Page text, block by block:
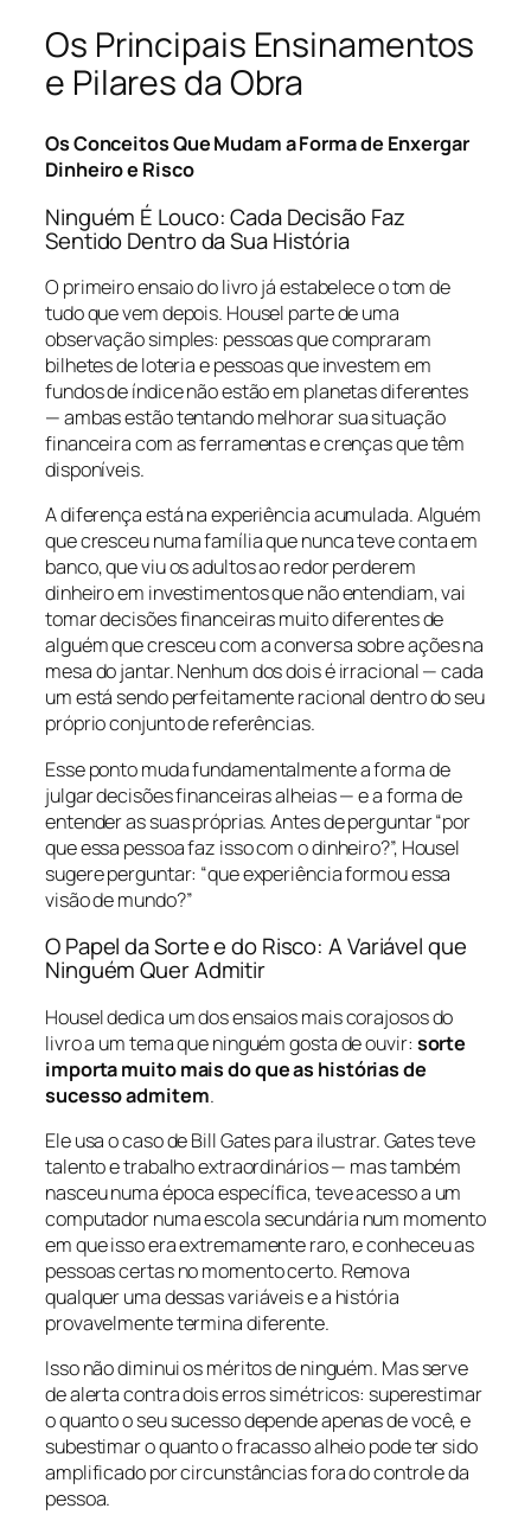
Os Principais Ensinamentos
e Pilares da Obra
Os Conceitos Que Mudam a Forma de Enxergar
Dinheiro e Risco
Ninguém É Louco: Cada Decisão Faz
Sentido Dentro da Sua História
O primeiro ensaio do livro já estabelece o tom de
tudo que vem depois. Housel parte de uma
observação simples: pessoas que compraram
bilhetes de loteria e pessoas que investem em
fundos de índice não estão em planetas diferentes
— ambas estão tentando melhorar sua situação
financeira com as ferramentas e crenças que têm
disponíveis.
A diferença está na experiência acumulada. Alguém
que cresceu numa família que nunca teve conta em
banco, que viu os adultos ao redor perderem
dinheiro em investimentos que não entendiam, vai
tomar decisões financeiras muito diferentes de
alguém que cresceu com a conversa sobre ações na
mesa do jantar. Nenhum dos dois é irracional — cada
um está sendo perfeitamente racional dentro do seu
próprio conjunto de referências.
Esse ponto muda fundamentalmente a forma de
julgar decisões financeiras alheias — e a forma de
entender as suas próprias. Antes de perguntar “por
que essa pessoa faz isso com o dinheiro?”, Housel
sugere perguntar: “que experiência formou essa
visão de mundo?”
O Papel da Sorte e do Risco: A Variável que
Ninguém Quer Admitir
Housel dedica um dos ensaios mais corajosos do
livro a um tema que ninguém gosta de ouvir: sorte
importa muito mais do que as histórias de
sucesso admitem.
Ele usa o caso de Bill Gates para ilustrar. Gates teve
talento e trabalho extraordinários — mas também
nasceu numa época específica, teve acesso a um
computador numa escola secundária num momento
em que isso era extremamente raro, e conheceu as
pessoas certas no momento certo. Remova
qualquer uma dessas variáveis e a história
provavelmente termina diferente.
Isso não diminui os méritos de ninguém. Mas serve
de alerta contra dois erros simétricos: superestimar
o quanto o seu sucesso depende apenas de você, e
subestimar o quanto o fracasso alheio pode ter sido
amplificado por circunstâncias fora do controle da
pessoa.